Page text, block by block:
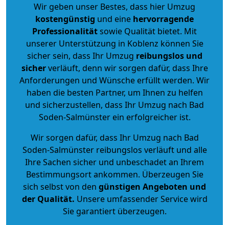
Wir geben unser Bestes, dass hier Umzug
kostengünstig und eine hervorragende
Professionalitätsowie Qualität bietet. Mit
unserer Unterstützung in Koblenz können Sie
sicher sein, dass Ihr Umzug reibungslos und
sicherverläuft, denn wir sorgen dafür, dass Ihre
Anforderungen und Wünsche erfüllt werden. Wir
haben die besten Partner, um Ihnen zu helfen
und sicherzustellen, dass Ihr Umzug nach Bad
Soden-Salmünster ein erfolgreicher ist.
Wir sorgen dafür, dass Ihr Umzug nach Bad
Soden-Salmünster reibungslos verläuft und alle
Ihre Sachen sicher und unbeschadet an Ihrem
Bestimmungsort ankommen. Überzeugen Sie
sich selbst von den günstigen Angeboten und
der Qualität. Unsere umfassender Service wird
Sie garantiert überzeugen.